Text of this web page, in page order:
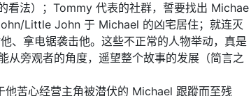
看法）；Tommy 代表的社群，誓要找出 Michae
Little John 于 Michael 的凶宅居住；就连灭
、拿电锯袭击他。这些不正常的人物举动，真是
从旁观者的角度，遥望整个故事的发展（简言之
苦心经营主角被潜伏的 Michael 跟蹤而至残